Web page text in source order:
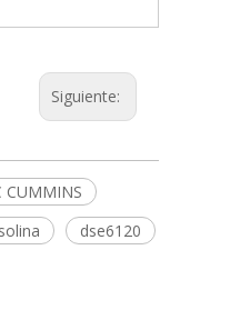
Siguiente:
CUMMINS
dse6120